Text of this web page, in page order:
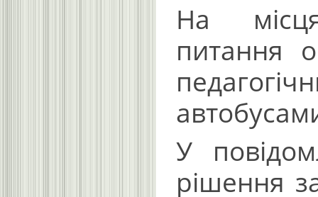
На
питання
У
рішення